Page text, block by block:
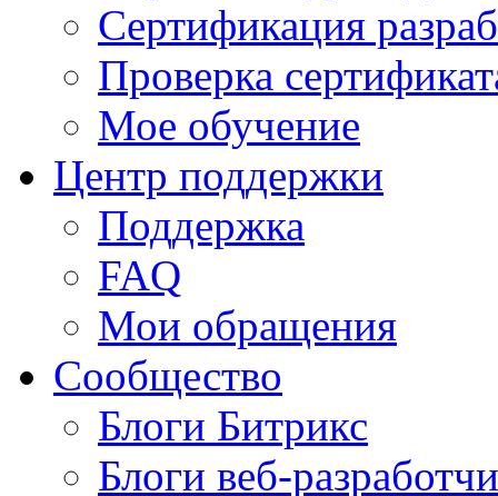
Сертификация
Проверка
Мое обучение
Центр поддержки
Поддержка
FAQ
Мои обращения
Сообщество
Блоги Битрикс
Блоги веб-